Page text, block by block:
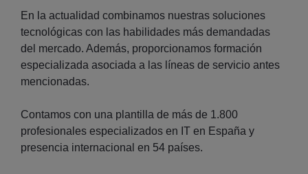
En la actualidad combinamos nuestras soluciones
tecnológicas con las habilidades más demandadas
del mercado. Además, proporcionamos formación
especializada asociada a las líneas de servicio antes
mencionadas.
Contamos con una plantilla de más de 1.800
profesionales especializados en IT en España y
presencia internacional en 54 países.